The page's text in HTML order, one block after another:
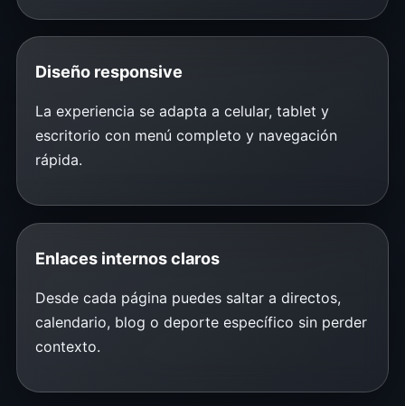
Diseño responsive
La experiencia se adapta a celular, tablet y
escritorio con menú completo y navegación
rápida.
Enlaces internos claros
Desde cada página puedes saltar a directos,
calendario, blog o deporte específico sin perder
contexto.